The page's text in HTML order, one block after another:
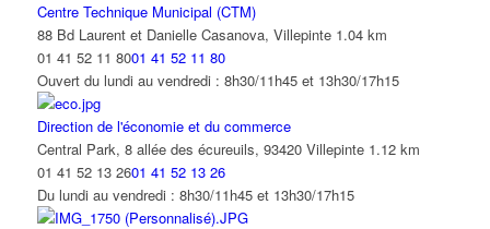
Centre Technique Municipal (CTM)
88 Bd Laurent et Danielle Casanova, Villepinte 1.04 km
01 41 52 11 8001 41 52 11 80
Ouvert du lundi au vendredi : 8h30/11h45 et 13h30/17h15
Direction de l'économie et du commerce
Central Park, 8 allée des écureuils, 93420 Villepinte 1.12 km
01 41 52 13 2601 41 52 13 26
Du lundi au vendredi : 8h30/11h45 et 13h30/17h15